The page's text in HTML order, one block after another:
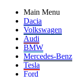
Main Menu
Dacia
Volkswagen
Audi
BMW
Mercedes-Benz
Tesla
Ford